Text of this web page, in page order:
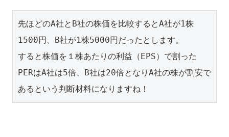
先ほどのA社とB社の株価を比較するとA社が1株
1500円、B社が1株5000円だったとします。
すると株価を１株あたりの利益（EPS）で割った
PERはA社は5倍、B社は20倍となりA社の株が割安で
あるという判断材料になりますね！